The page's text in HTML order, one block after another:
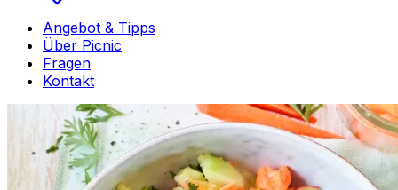
Angebot & Tipps
Über Picnic
Fragen
Kontakt